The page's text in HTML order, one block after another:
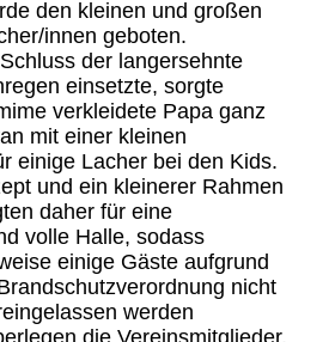
den kleinen und großen
innen geboten.
der langersehnte
einsetzte, sorgte
verkleidete Papa ganz
mit einer kleinen
einige Lacher bei den Kids.
und ein kleinerer Rahmen
daher für eine
volle Halle, sodass
einige Gäste aufgrund
nicht
werden
die Vereinsmitglieder,